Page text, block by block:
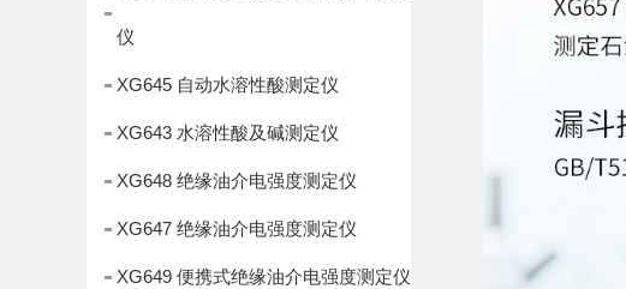
仪
XG645 自动水溶性酸测定仪
XG643 水溶性酸及碱测定仪
XG648 绝缘油介电强度测定仪
XG647 绝缘油介电强度测定仪
XG649 便携式绝缘油介电强度测定仪